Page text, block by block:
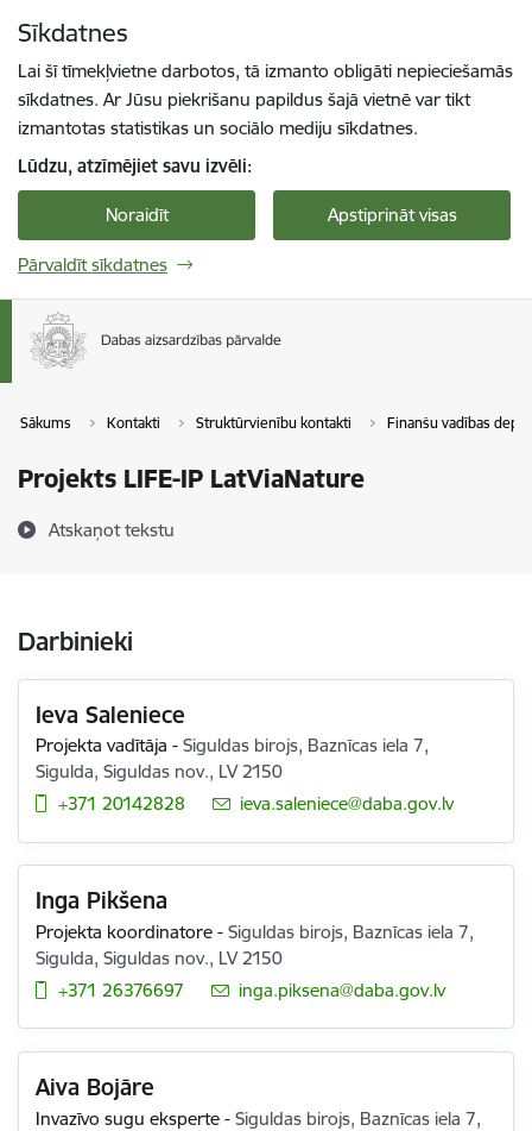
Sīkdatnes
Lai šī tīmekļvietne darbotos, tā izmanto obligāti nepieciešamās
sīkdatnes. Ar Jūsu piekrišanu papildus šajā vietnē var tikt
izmantotas statistikas un sociālo mediju sīkdatnes.
Lūdzu, atzīmējiet savu izvēli:
Noraidīt Apstiprināt visas
Pārvaldīt sīkdatnes
Sākums Kontakti Struktūrvienību kontakti Finanšu vadības
Projekts LIFE-IP LatViaNature
Atskaņot tekstu
Darbinieki
Ieva Saleniece
Projekta vadītāja -Siguldas birojs, Baznīcas iela 7,
Sigulda, Siguldas nov., LV 2150
+371 20142828
E-pasts:
ieva.saleniece@daba.gov.lv
Inga Pikšena
Projekta koordinatore -Siguldas birojs, Baznīcas iela 7,
Sigulda, Siguldas nov., LV 2150
+371 26376697
E-pasts:
inga.piksena@daba.gov.lv
Aiva Bojāre
Invazīvo sugu eksperte -Siguldas birojs, Baznīcas iela 7,